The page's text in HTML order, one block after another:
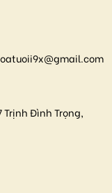
Trịnh Đình Trọng,